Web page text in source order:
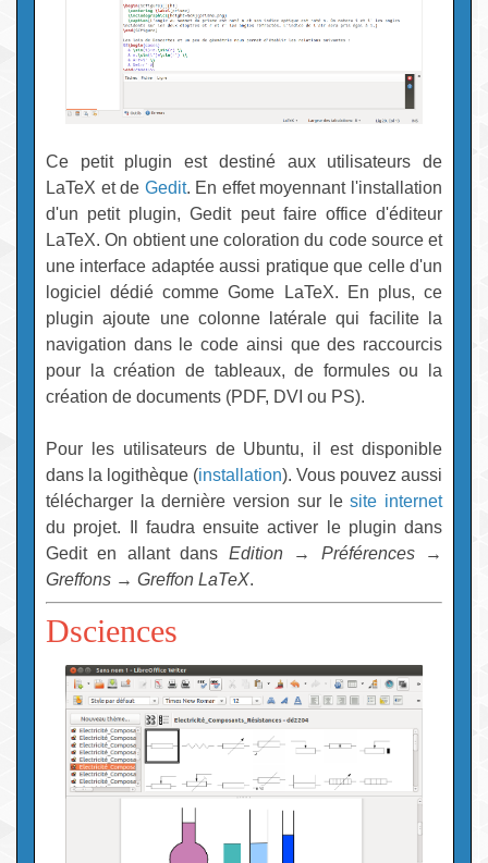
Ce petit plugin est destiné aux utilisateurs de
LaTeX et de Gedit. En effet moyennant l'installation
d'un petit plugin, Gedit peut faire office d'éditeur
LaTeX. On obtient une coloration du code source et
une interface adaptée aussi pratique que celle d'un
logiciel dédié comme Gome LaTeX. En plus, ce
plugin ajoute une colonne latérale qui facilite la
navigation dans le code ainsi que des raccourcis
pour la création de tableaux, de formules ou la
création de documents (PDF, DVI ou PS).
Pour les utilisateurs de Ubuntu, il est disponible
dans la logithèque (installation). Vous pouvez aussi
télécharger la dernière version sur lesite internet
du projet. Il faudra ensuite activer le plugin dans
Gedit en allant dans Edition→ Préférences→
Greffons → Greffon LaTeX.
Dsciences